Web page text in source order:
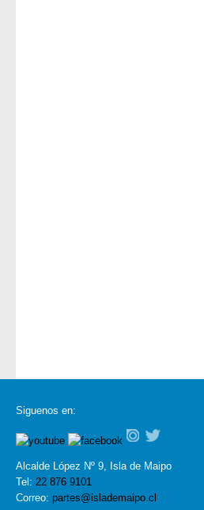
Siguenos en:
Alcalde López Nº 9, Isla de Maipo
Tel: 22 876 9101
Correo: partes@islademaipo.cl